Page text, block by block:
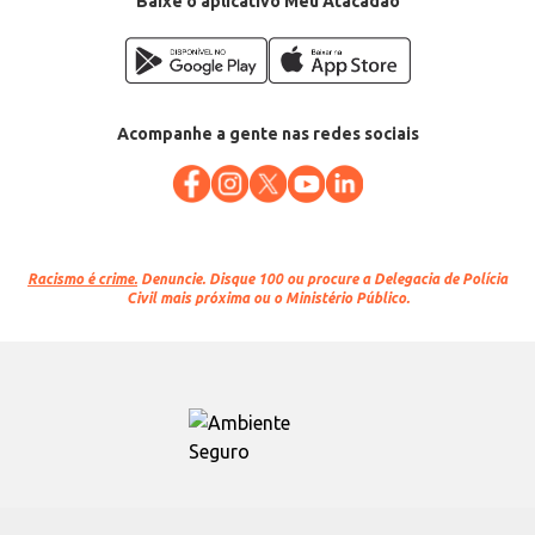
Acompanhe a gente nas redes sociais
Racismo é crime. Denuncie. Disque 100 ou procure a Delegacia de Polícia
Civil mais próxima ou o Ministério Público.